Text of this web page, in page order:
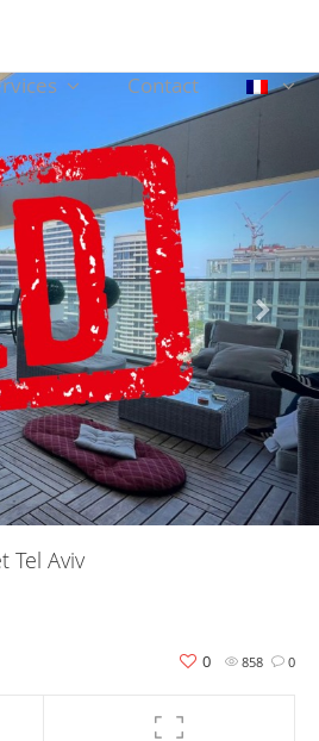
Contact
Tel Aviv
858 0
0